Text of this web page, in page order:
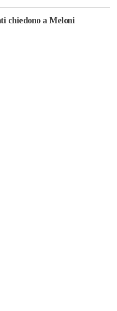
chiedono a Meloni